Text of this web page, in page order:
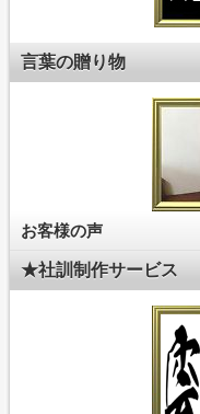
言葉の贈り物
お客様の声
★社訓制作サービス